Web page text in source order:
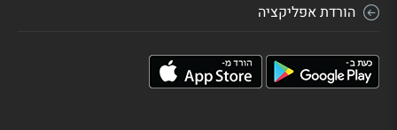
הורדת אפליקציה